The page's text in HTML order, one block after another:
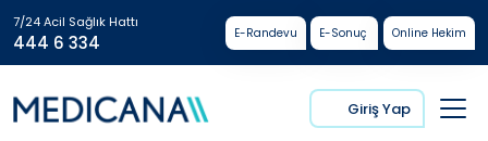
7/24 Acil Sağlık Hattı
444 6 334 E-Randevu E-Sonuç Online Hekim
Giriş Yap